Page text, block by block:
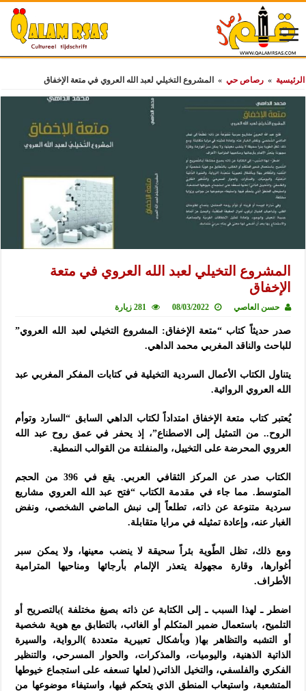
الرئيسية » رصاص حي » المشروع التخيلي لعبد الله العروي في متعة الإخفاق
المشروع التخيلي لعبد الله العروي في متعة
الإخفاق
حسن العاصي 08/03/2022 281 زيارة
صدر حديثاً كتاب “متعة الإخفاق: المشروع التخيلي لعبد الله العروي”
للباحث والناقد المغربي محمد الداهي.
يتناول الكتاب الأعمال السردية التخيلية في كتابات المفكر المغربي عبد
الله العروي الروائية.
يُعتبر كتاب متعة الإخفاق امتداداً لكتاب الداهي السابق “السارد وتوأم
الروح.. من التمثيل إلى الاصطناع”، إذ يحفر في عمق روح عبد الله
العروي المحرضة على التخييل، والمنفلتة من القوالب النمطية.
الكتاب صدر عن المركز الثقافي العربي. يقع في 396 من الحجم
المتوسط. مما جاء في مقدمة الكتاب “فتح عبد الله العروي مشاريع
سردية متنوعة عن ذاته، تطلعاً إلى نبش الماضي الشخصي، ونفض
الغبار عنه، وإعادة تمثيله في مرايا متقابلة.
ومع ذلك، تظل الطّوية بئراً سحيقة لا ينضب معينها، ولا يمكن سبر
أغوارها، وقارة مجهولة يتعذر الإلمام بأرجائها ومناحيها المترامية
الأطراف.
اضطر ـ لهذا السبب ـ إلى الكتابة عن ذاته بصيغ مختلفة )بالتصريح أو
التلميح، باستعمال ضمير المتكلم أو الغائب، بالتطابق مع هوية شخصية
أو التشبه والتظاهر بها( وبأشكال تعبيرية متعددة )الرواية، والسيرة
الذاتية الذهنية، واليوميات، والمذكرات، والحوار المسرحي، والتنظير
الفكري والفلسفي، والتخيل الذاتي( لعلها تسعفه على استجماع خيوطها
المتشعبة، واستيعاب المنطق الذي يتحكم فيها، واستيفاء موضوعها من